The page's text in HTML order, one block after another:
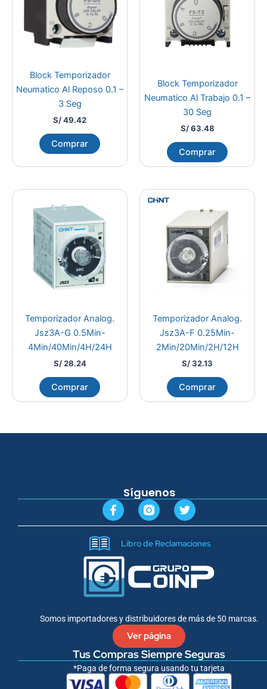
Block Temporizador
Neumatico Al Reposo 0.1 –
3 Seg
S/49.42
Comprar
Block Temporizador
Neumatico Al Trabajo 0.1 –
30 Seg
S/63.48
Comprar
Temporizador Analog.
Jsz3A-G 0.5Min-
4Min/40Min/4H/24H
S/28.24
Comprar
Temporizador Analog.
Jsz3A-F 0.25Min-
2Min/20Min/2H/12H
S/32.13
Comprar
Somos importadores y distribuidores de más de 50 marcas.
Ver página
Tus Compras Siempre Seguras
*Paga de forma segura usando tu tarjeta
Síguenos
F
a
c
o
o
k
-
f
T
w
i
t
r
Libro de Reclamaciones